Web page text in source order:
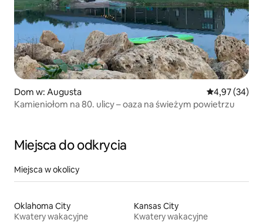
Dom w: Augusta Średnia
4,97 (34)
Kamieniołom na 80. ulicy – oaza na świeżym powietrzu
Miejsca do odkrycia
Miejsca w okolicy
Oklahoma City
Kwatery wakacyjne
Kansas City
Kwatery wakacyjne